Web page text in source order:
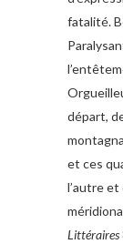
fatalité.
départ,
et ces
l’autre et
Littéraires